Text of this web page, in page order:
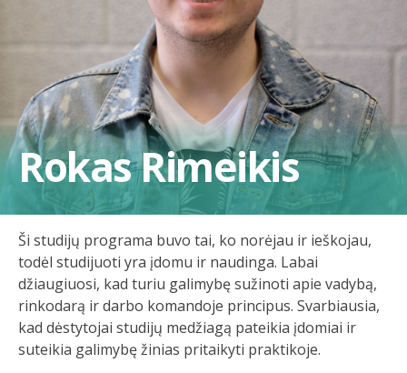
Rokas Rimeikis
Ši studijų programa buvo tai, ko norėjau ir ieškojau,
todėl studijuoti yra įdomu ir naudinga. Labai
džiaugiuosi, kad turiu galimybę sužinoti apie vadybą,
rinkodarą ir darbo komandoje principus. Svarbiausia,
kad dėstytojai studijų medžiagą pateikia įdomiai ir
suteikia galimybę žinias pritaikyti praktikoje.